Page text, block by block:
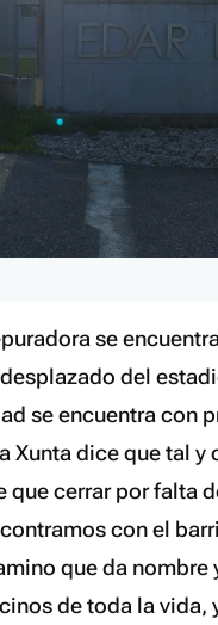
se
del
se encuentra con
Xunta dice que tal y
que cerrar por falta
con el
que da nombre
de toda la vida,